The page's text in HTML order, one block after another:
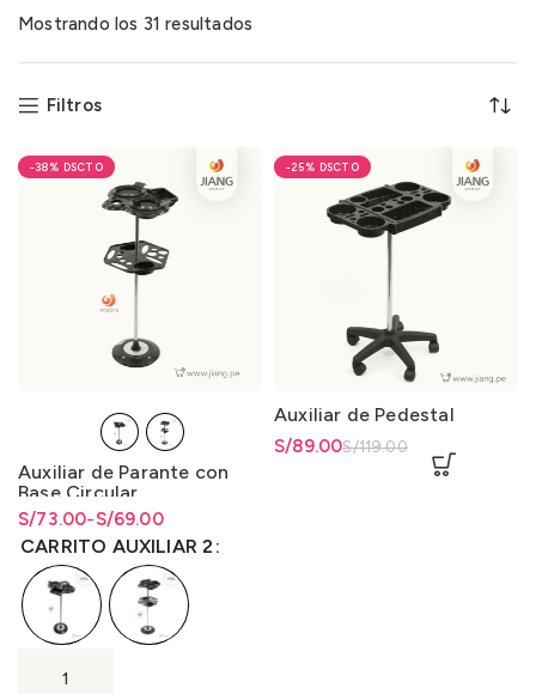
Mostrando los 31 resultados
Filtros
-38%
Auxiliar de Parante con
Base Circular
S/69.00
-
S/73.00
Rango de precios: desde
S/69.00 hasta S/73.00
Rango de precios: desde
S/69.00hastaS/ 73.00
CARRITO AUXILIAR 2
-25%
Auxiliar de Pedestal
S/119.00
El precio original era:
S/89.00
El precio actual es: S/89.00.